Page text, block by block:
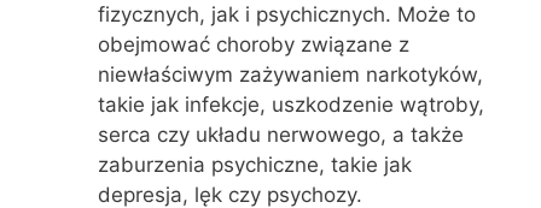
fizycznych, jak i psychicznych. Może to
obejmować choroby związane z
niewłaściwym zażywaniem narkotyków,
takie jak infekcje, uszkodzenie wątroby,
serca czy układu nerwowego, a także
zaburzenia psychiczne, takie jak
depresja, lęk czy psychozy.